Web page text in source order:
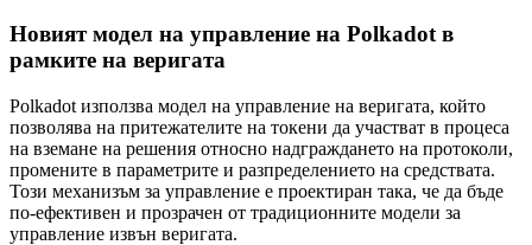
Новият модел на управление на Polkadot в
рамките на веригата
Polkadot използва модел на управление на веригата, който
позволява на притежателите на токени да участват в процеса
на вземане на решения относно надграждането на протоколи,
промените в параметрите и разпределението на средствата.
Този механизъм за управление е проектиран така, че да бъде
по-ефективен и прозрачен от традиционните модели за
управление извън веригата.